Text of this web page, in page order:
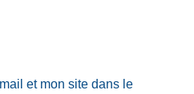
et mon site dans le